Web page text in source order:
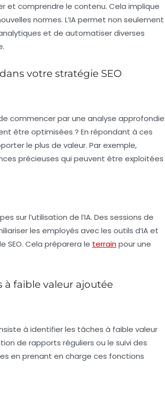
et comprendre le contenu. Cela implique
normes. L’IA permet non seulement
et de automatiser diverses
votre stratégie SEO
commencer par une analyse approfondie
être optimisées ? En répondant à ces
le plus de valeur. Par exemple,
précieuses qui peuvent être exploitées
sur l’utilisation de l’IA. Des sessions de
les employés avec les outils d’IA et
Cela préparera le terrainpour une
faible valeur ajoutée
à identifier les tâches à faible valeur
de rapports réguliers ou le suivi des
en prenant en charge ces fonctions